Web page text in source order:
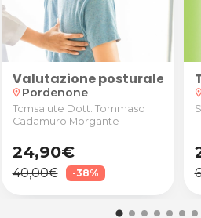
Olistico a Porcia
Valutazione posturale con
location_on Pordenone
Tcmsalute Dott. Tommaso
Cadamuro Morgante
24,90€
40,00€ -38%
location_on